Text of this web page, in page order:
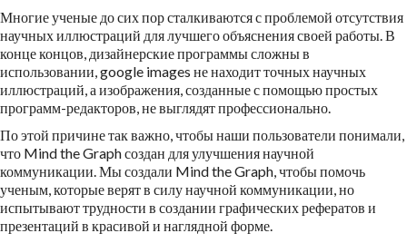
Многие ученые до сих пор сталкиваются с проблемой отсутствия
научных иллюстраций для лучшего объяснения своей работы. В
конце концов, дизайнерские программы сложны в
использовании, google images не находит точных научных
иллюстраций, а изображения, созданные с помощью простых
программ-редакторов, не выглядят профессионально.
По этой причине так важно, чтобы наши пользователи понимали,
что Mind the Graph создан для улучшения научной
коммуникации. Мы создали Mind the Graph, чтобы помочь
ученым, которые верят в силу научной коммуникации, но
испытывают трудности в создании графических рефератов и
презентаций в красивой и наглядной форме.